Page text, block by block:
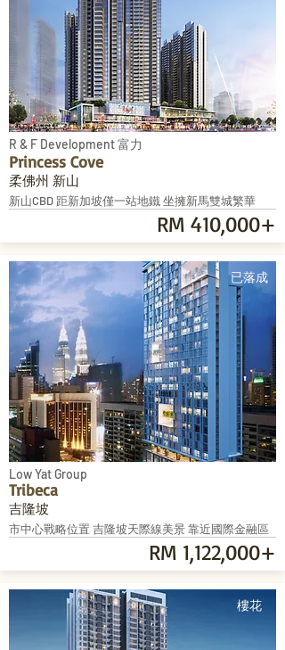
Princess Cove
R & F Development 富力
柔佛州 新山
RM 410,000+
新山CBD 距新加坡僅一站地鐵 坐擁新馬雙城繁華
已落成
Tribeca
Low Yat Group
吉隆坡
RM 1,122,000+
市中心戰略位置 吉隆坡天際線美景 靠近國際金融區
樓花